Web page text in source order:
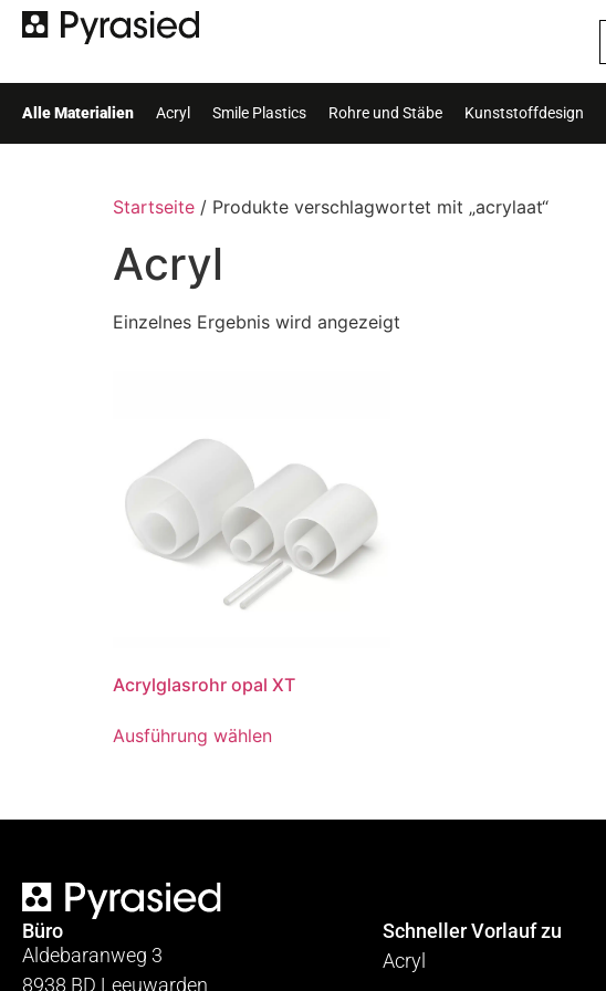
Alle Materialien Acryl Smile Plastics Rohre und Stäbe Kunststoffdesign
Startseite / Produkte verschlagwortet mit „acrylaat“
Acryl
Einzelnes Ergebnis wird angezeigt
Acrylglasrohr opal XT
Ausführung wählen
Büro
Aldebaranweg 3
8938 BD Leeuwarden
Schneller Vorlauf zu
Acryl